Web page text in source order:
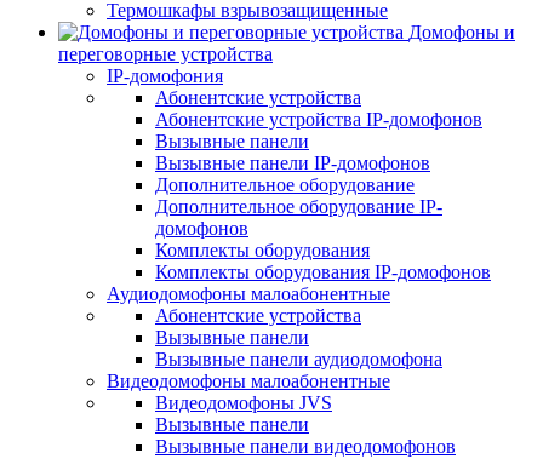
Термошкафы взрывозащищенные
Домофоны и
переговорные устройства
IP-домофония
Абонентские устройства
Абонентские устройства IP-домофонов
Вызывные панели
Вызывные панели IP-домофонов
Дополнительное оборудование
Дополнительное оборудование IP-
домофонов
Комплекты оборудования
Комплекты оборудования IP-домофонов
Аудиодомофоны малоабонентные
Абонентские устройства
Вызывные панели
Вызывные панели аудиодомофона
Видеодомофоны малоабонентные
Видеодомофоны JVS
Вызывные панели
Вызывные панели видеодомофонов